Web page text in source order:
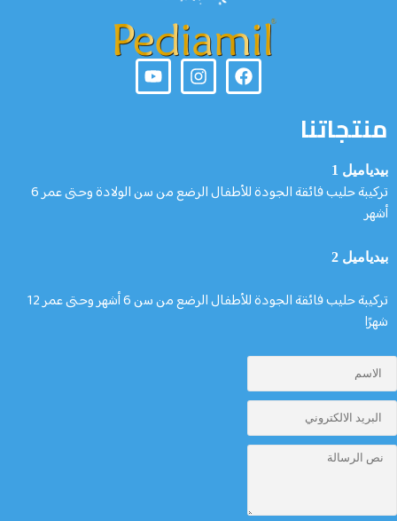
منتجاتنا
بيدياميل 1
تركيبة حليب فائقة الجودة للأطفال الرضع من سن الولادة وحتى عمر 6
أشهر
بيدياميل 2
تركيبة حليب فائقة الجودة للأطفال الرضع من سن 6 أشهر وحتى عمر 12
شهرًا